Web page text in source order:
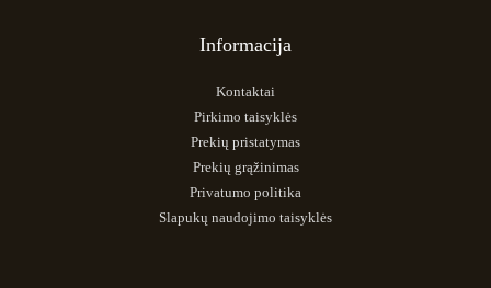
Informacija
Kontaktai
Pirkimo taisyklės
Prekių pristatymas
Prekių grąžinimas
Privatumo politika
Slapukų naudojimo taisyklės